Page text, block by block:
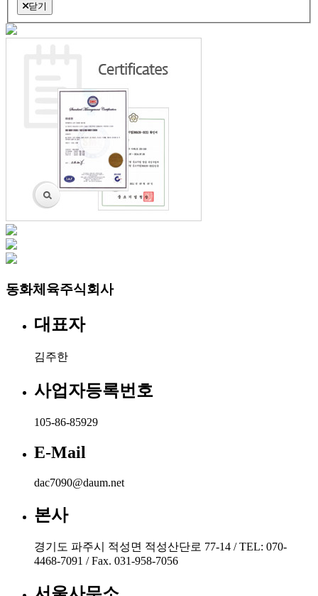
닫기
동화체육주식회사
대표자
김주한
사업자등록번호
105-86-85929
E-Mail
dac7090@daum.net
본사
경기도 파주시 적성면 적성산단로 77-14 / TEL: 070-
4468-7091 / Fax. 031-958-7056